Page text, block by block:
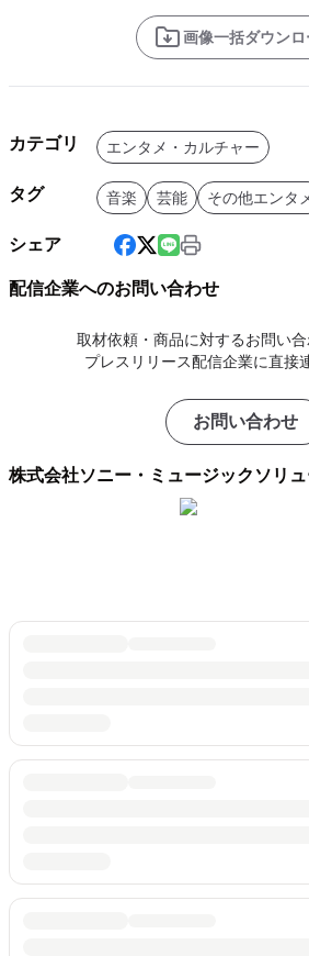
画像一括ダウンロ
カテゴリ エンタメ・カルチャー
タグ 音楽 芸能 その他エンタ
シェア
配信企業へのお問い合わせ
取材依頼・商品に対するお問い合
プレスリリース配信企業に直接
お問い合わせ
株式会社ソニー・ミュージックソリ